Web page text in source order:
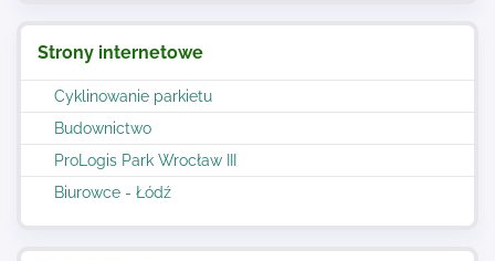
Strony internetowe
Cyklinowanie parkietu
Budownictwo
ProLogis Park Wrocław III
Biurowce - Łódź